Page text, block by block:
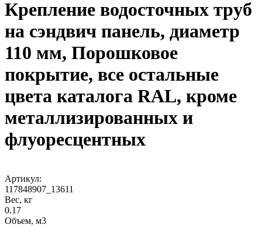
Крепление водосточных труб
на сэндвич панель, диаметр
110 мм, Порошковое
покрытие, все остальные
цвета каталога RAL, кроме
металлизированных и
флуоресцентных
Артикул:
117848907_13611
Вес, кг
0.17
Объем, м3